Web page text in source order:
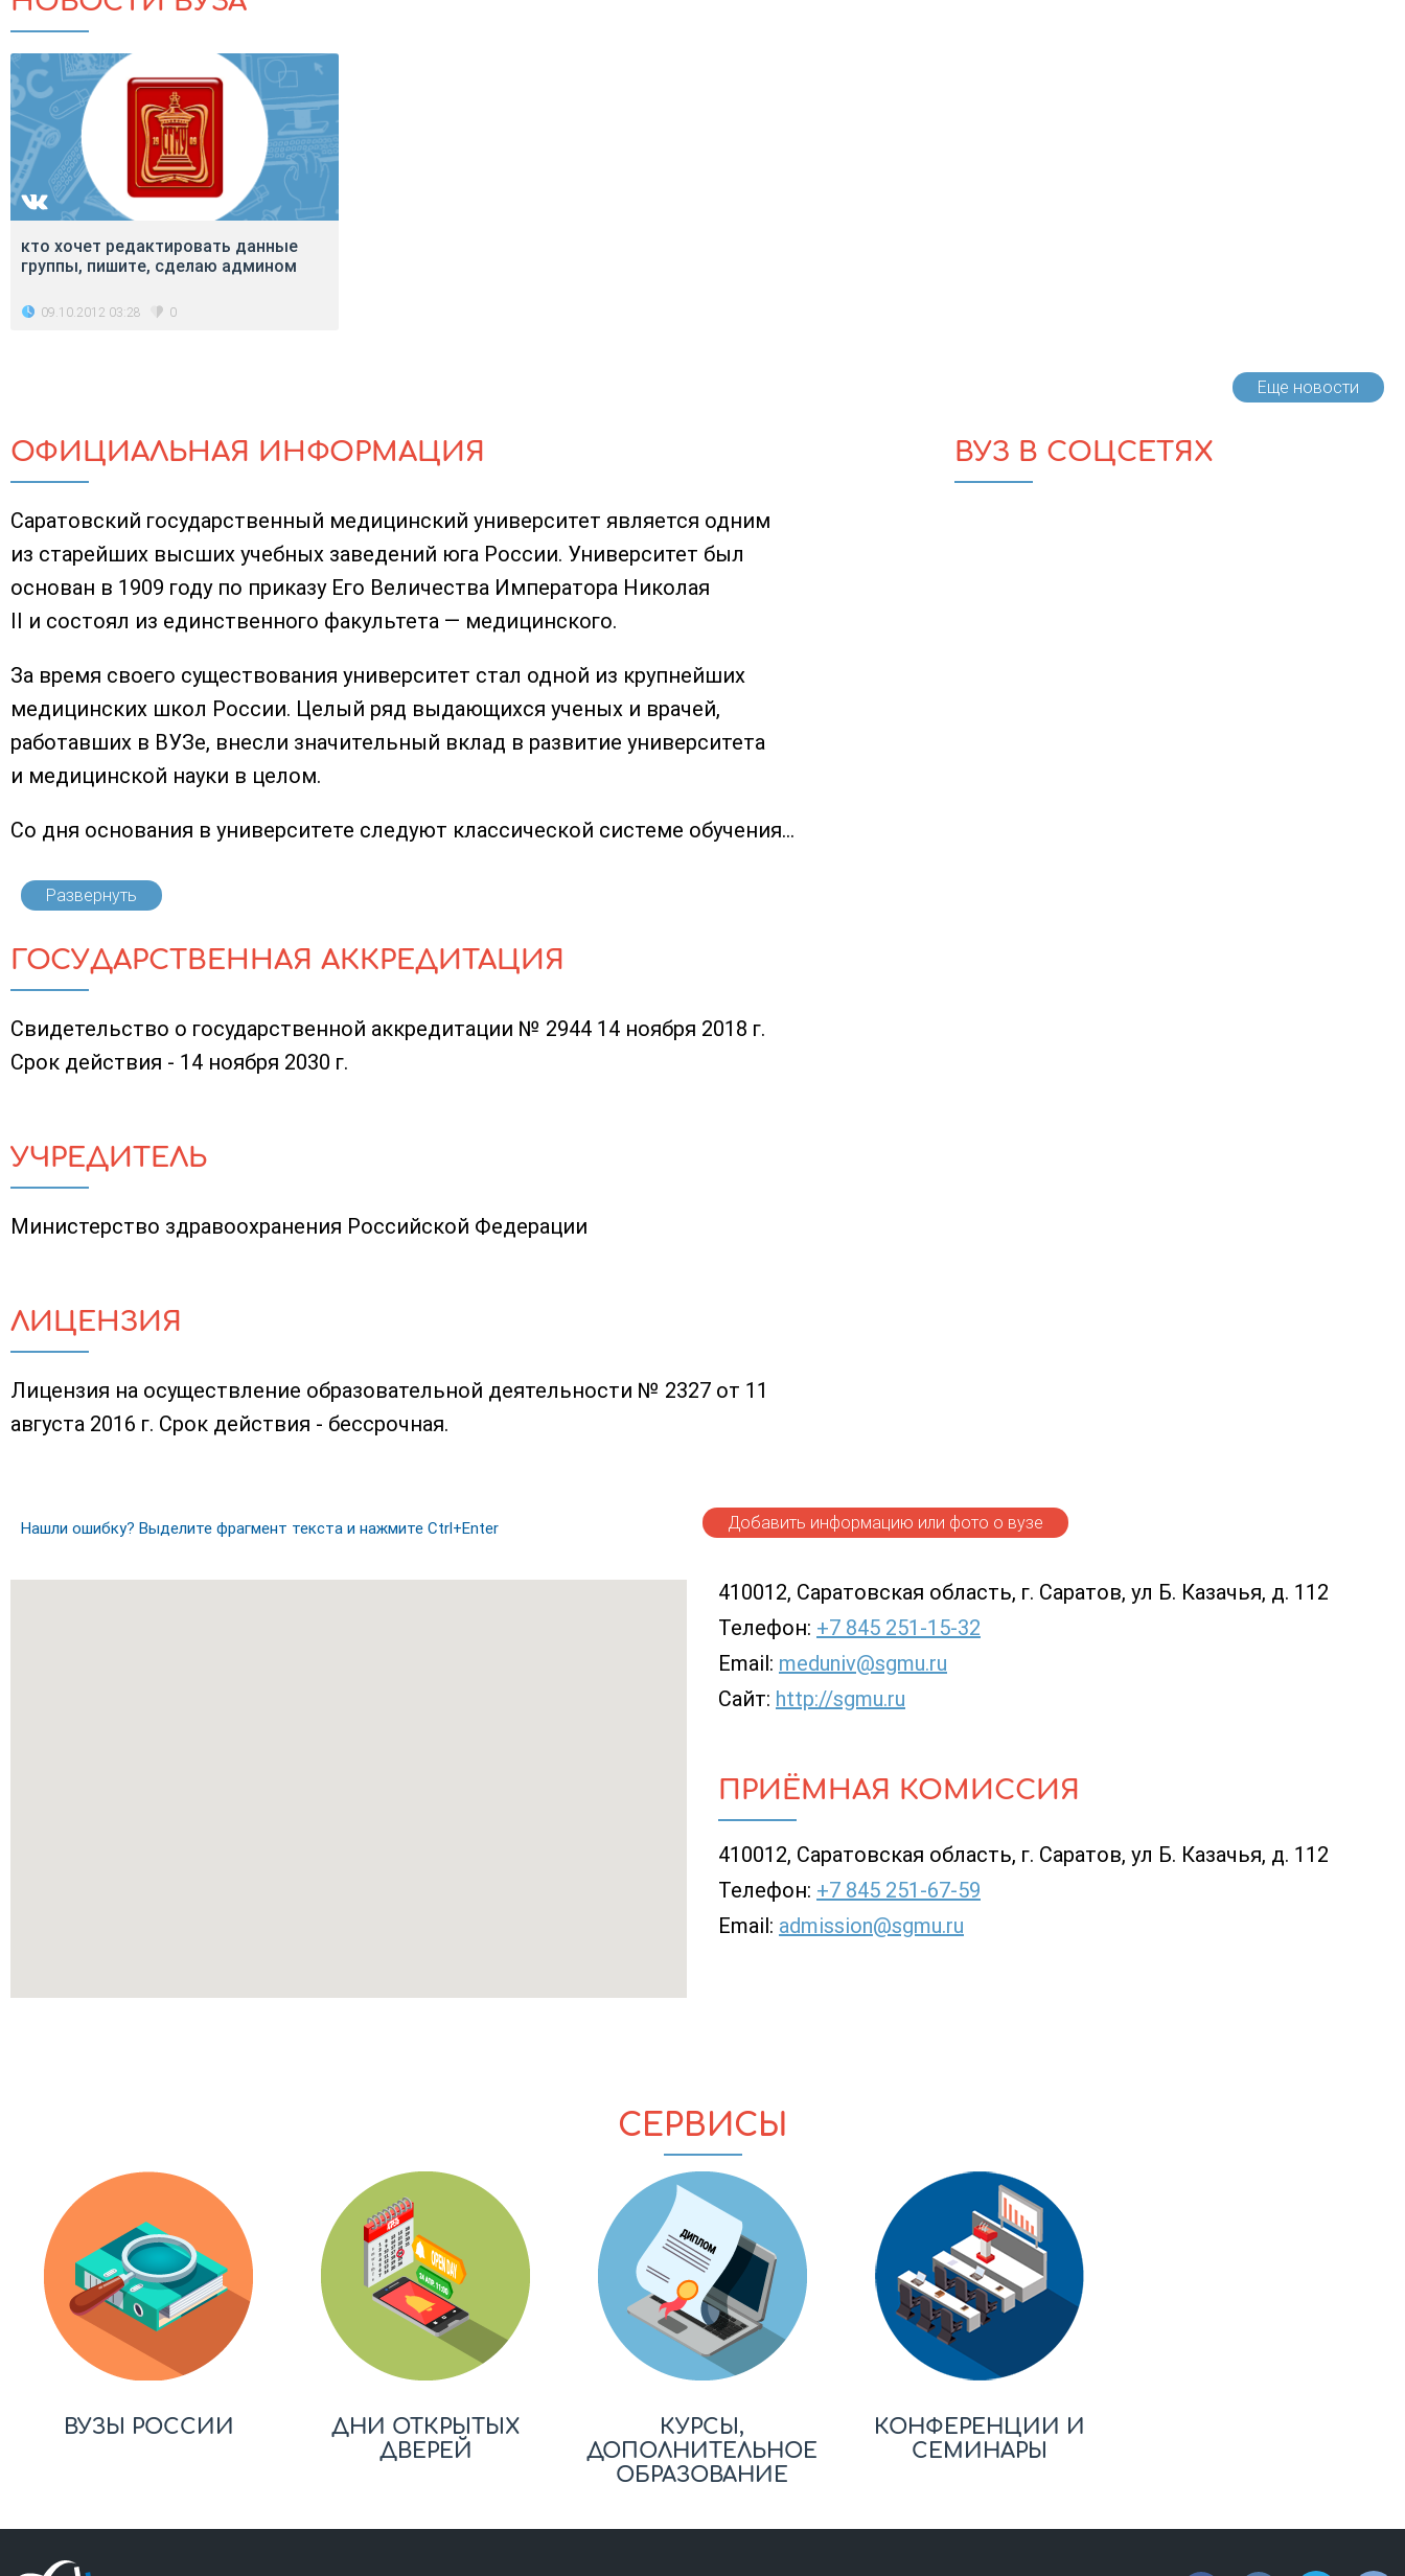
кто хочет редактировать данные
группы, пишите, сделаю админом
09.10.2012 03:28 0
Еще новости
ОФИЦИАЛЬНАЯ ИНФОРМАЦИЯ
Саратовский государственный медицинский университет является одним
из старейших высших учебных заведений юга России. Университет был
основан в 1909 году по приказу Его Величества Императора Николая
II и состоял из единственного факультета — медицинского.
За время своего существования университет стал одной из крупнейших
медицинских школ России. Целый ряд выдающихся ученых и врачей,
работавших в ВУЗе, внесли значительный вклад в развитие университета
и медицинской науки в целом.
Со дня основания в университете следуют классической системе обучения...
Развернуть
ГОСУДАРСТВЕННАЯ АККРЕДИТАЦИЯ
Свидетельство о государственной аккредитации № 2944 14 ноября 2018 г.
Срок действия - 14 ноября 2030 г.
УЧРЕДИТЕЛЬ
Министерство здравоохранения Российской Федерации
ЛИЦЕНЗИЯ
Лицензия на осуществление образовательной деятельности № 2327 от 11
августа 2016 г. Срок действия - бессрочная.
ВУЗ В СОЦСЕТЯХ
Нашли ошибку? Выделите фрагмент текста и нажмите Ctrl+Enter Добавить информацию или фото о вузе
410012, Саратовская область, г. Саратов, ул Б. Казачья, д. 112
Телефон: +7 845 251-15-32
Email: meduniv@sgmu.ru
Сайт: http://sgmu.ru
ПРИЁМНАЯ КОМИССИЯ
410012, Саратовская область, г. Саратов, ул Б. Казачья, д. 112
Телефон: +7 845 251-67-59
Email: admission@sgmu.ru
СЕРВИСЫ
ВУЗЫ РОССИИ
ДНИ ОТКРЫТЫХ
ДВЕРЕЙ
КУРСЫ,
ДОПОЛНИТЕЛЬНОЕ
ОБРАЗОВАНИЕ
КОНФЕРЕНЦИИ И
СЕМИНАРЫ